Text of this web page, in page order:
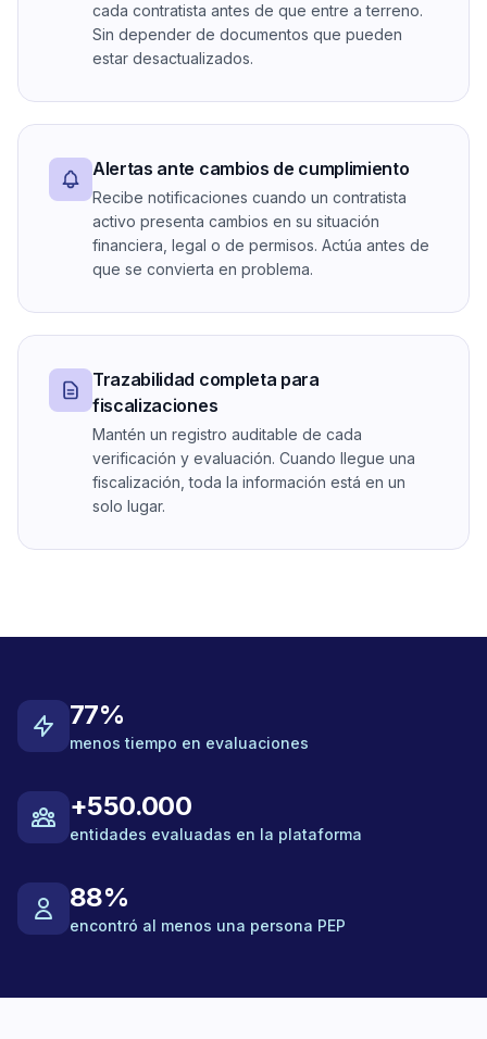
cada contratista antes de que entre a terreno.
Sin depender de documentos que pueden
estar desactualizados.
Alertas ante cambios de cumplimiento
Recibe notificaciones cuando un contratista
activo presenta cambios en su situación
financiera, legal o de permisos. Actúa antes de
que se convierta en problema.
Trazabilidad completa para
fiscalizaciones
Mantén un registro auditable de cada
verificación y evaluación. Cuando llegue una
fiscalización, toda la información está en un
solo lugar.
77%
menos tiempo en evaluaciones
+550.000
entidades evaluadas en la plataforma
88%
encontró al menos una persona PEP